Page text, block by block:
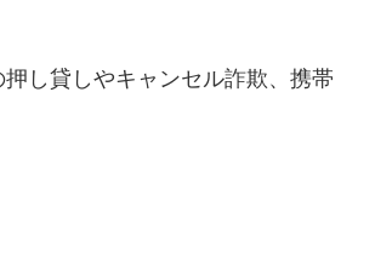
し貸しやキャンセル詐欺、携帯